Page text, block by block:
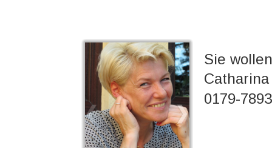
Sie
0179-